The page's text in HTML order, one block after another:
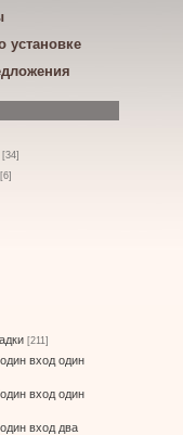
установке
[34]
[6]
[211]
вход один
вход один
вход два